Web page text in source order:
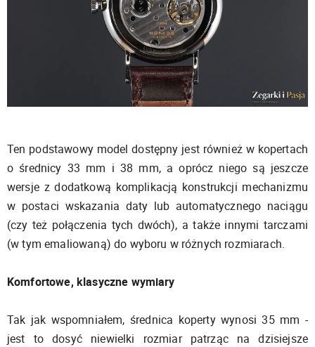
Ten podstawowy model dostępny jest również w kopertach
o średnicy 33 mm i 38 mm, a oprócz niego są jeszcze
wersje z dodatkową komplikacją konstrukcji mechanizmu
w postaci wskazania daty lub automatycznego naciągu
(czy też połączenia tych dwóch), a także innymi tarczami
(w tym emaliowaną) do wyboru w różnych rozmiarach.
Komfortowe, klasyczne wymiary
Tak jak wspomniałem, średnica koperty wynosi 35 mm -
jest to dosyć niewielki rozmiar patrząc na dzisiejsze